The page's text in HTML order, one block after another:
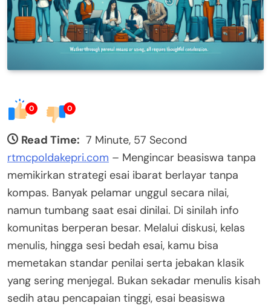
0 0
Read Time: 7 Minute, 57 Second
rtmcpoldakepri.com – Mengincar beasiswa tanpa
memikirkan strategi esai ibarat berlayar tanpa
kompas. Banyak pelamar unggul secara nilai,
namun tumbang saat esai dinilai. Di sinilah info
komunitas berperan besar. Melalui diskusi, kelas
menulis, hingga sesi bedah esai, kamu bisa
memetakan standar penilai serta jebakan klasik
yang sering menjegal. Bukan sekadar menulis kisah
sedih atau pencapaian tinggi, esai beasiswa